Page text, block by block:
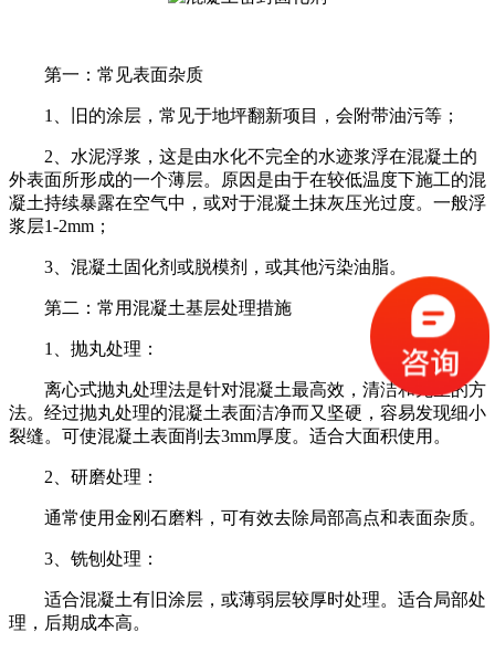
第一：常见表面杂质
1、旧的涂层，常见于地坪翻新项目，会附带油污等；
2、水泥浮浆，这是由水化不完全的水迹浆浮在混凝土的
外表面所形成的一个薄层。原因是由于在较低温度下施工的混
凝土持续暴露在空气中，或对于混凝土抹灰压光过度。一般浮
浆层1-2mm；
3、混凝土固化剂或脱模剂，或其他污染油脂。
第二：常用混凝土基层处理措施
1、抛丸处理：
离心式抛丸处理法是针对混凝土最高效，清洁和无尘的方
法。经过抛丸处理的混凝土表面洁净而又坚硬，容易发现细小
裂缝。可使混凝土表面削去3mm厚度。适合大面积使用。
2、研磨处理：
通常使用金刚石磨料，可有效去除局部高点和表面杂质。
3、铣刨处理：
适合混凝土有旧涂层，或薄弱层较厚时处理。适合局部处
理，后期成本高。